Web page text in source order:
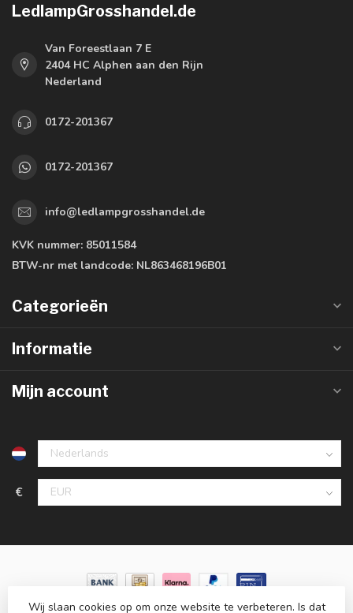
LedlampGrosshandel.de
Van Foreestlaan 7 E
2404 HC Alphen aan den Rijn
Nederland
0172-201367
0172-201367
info@ledlampgrosshandel.de
KVK nummer: 85011584
BTW-nr met landcode: NL863468196B01
Categorieën
Informatie
Mijn account
€
Wij slaan cookies op om onze website te verbeteren. Is dat